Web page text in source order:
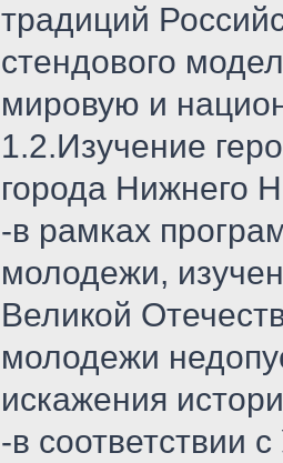
традиций
стендового
мировую и
1.2.Изучение
города Нижнего
-в рамках
молодежи,
Великой
молодежи
искажения
-в соответствии